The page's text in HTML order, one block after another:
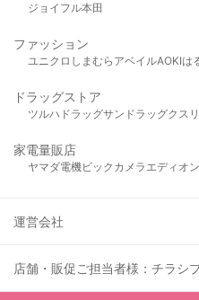
ジョイフル本田
ファッション
ユニクロ しまむら アベイルAOKIは
ドラッグストア
ツルハドラッグサンドラッグクス
家電量販店
ヤマダ電機ビックカメラ エディオン
運営会社
店舗・販促ご担当者様：チラシ